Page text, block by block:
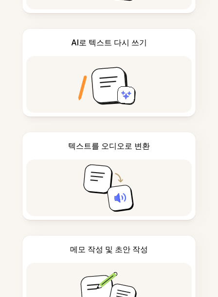
AI로 텍스트 다시 쓰기
텍스트를 오디오로 변환
메모 작성 및 초안 작성